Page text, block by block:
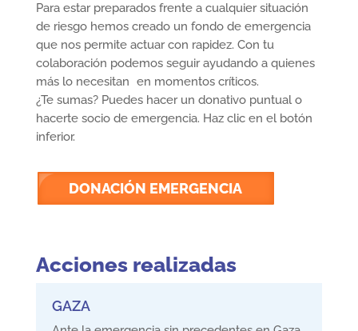
Para estar preparados frente a cualquier situación
de riesgo hemos creado un fondo de emergencia
que nos permite actuar con rapidez. Con tu
colaboración podemos seguir ayudando a quienes
más lo necesitan en momentos críticos.
¿Te sumas? Puedes hacer un donativo puntual o
hacerte socio de emergencia. Haz clic en el botón
inferior.
DONACIÓN EMERGENCIA
Acciones realizadas
GAZA